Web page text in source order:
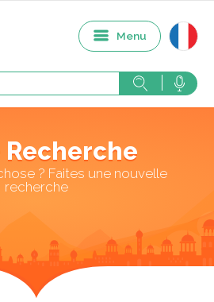
Menu
Recherche
? Faites une nouvelle
recherche